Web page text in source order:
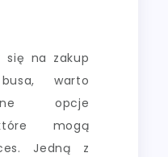
się na zakup
warto
opcje
mogą
Jedną z